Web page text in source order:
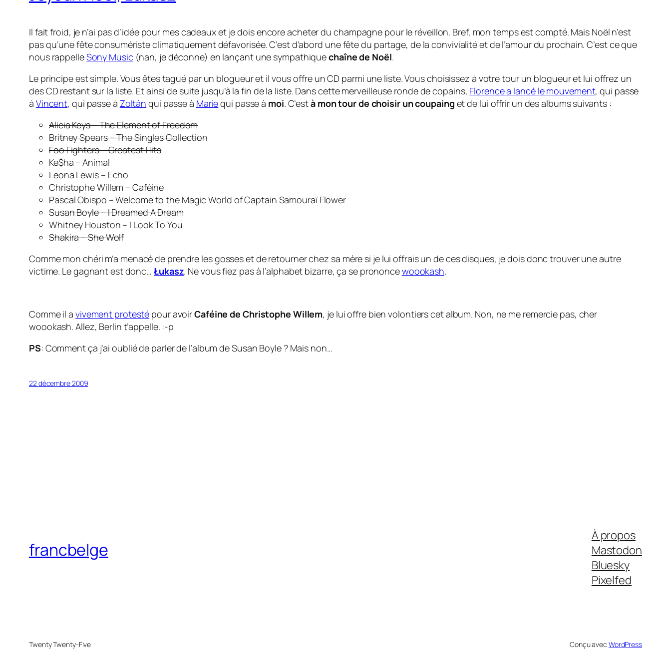
Il fait froid, je n’ai pas d’idée pour mes cadeaux et je dois encore acheter du champagne pour le réveillon. Bref, mon temps est compté. Mais Noël n’est
pas qu’une fête consumériste climatiquement défavorisée. C’est d’abord une fête du partage, de la convivialité et de l’amour du prochain. C’est ce que
nous rappelleSony Music (nan, je déconne) en lançant une sympathiquechaîne de Noël.
Le principe est simple. Vous êtes tagué par un blogueur et il vous offre un CD parmi une liste. Vous choisissez à votre tour un blogueur et lui offrez un
des CD restant sur la liste. Et ainsi de suite jusqu’à la fin de la liste. Dans cette merveilleuse ronde de copains, Florence a lancé le mouvement, qui passe
à Vincent, qui passe à Zoltán qui passe à Mariequi passe à moi. C’està mon tour de choisir un coupaing et de lui offrir un des albums suivants :
Alicia Keys – The Element of Freedom
Britney Spears – The Singles Collection
Foo Fighters – Greatest Hits
Ke$ha – Animal
Leona Lewis – Echo
Christophe Willem – Caféine
Pascal Obispo – Welcome to the Magic World of Captain Samouraï Flower
Susan Boyle – I Dreamed A Dream
Whitney Houston – I Look To You
Shakira – She Wolf
Comme mon chéri m’a menacé de prendre les gosses et de retourner chez sa mère si je lui offrais un de ces disques, je dois donc trouver une autre
victime. Le gagnant est donc… Łukasz. Ne vous fiez pas à l’alphabet bizarre, ça se prononcewoookash.
Comme il a vivement protesté pour avoirCaféine de Christophe Willem, je lui offre bien volontiers cet album. Non, ne me remercie pas, cher
woookash. Allez, Berlin t’appelle. :-p
PS: Comment ça j’ai oublié de parler de l’album de Susan Boyle ? Mais non…
22 décembre 2009
francbelge
À propos
Mastodon
Bluesky
Pixelfed
Twenty Twenty-Five Conçu avec WordPress